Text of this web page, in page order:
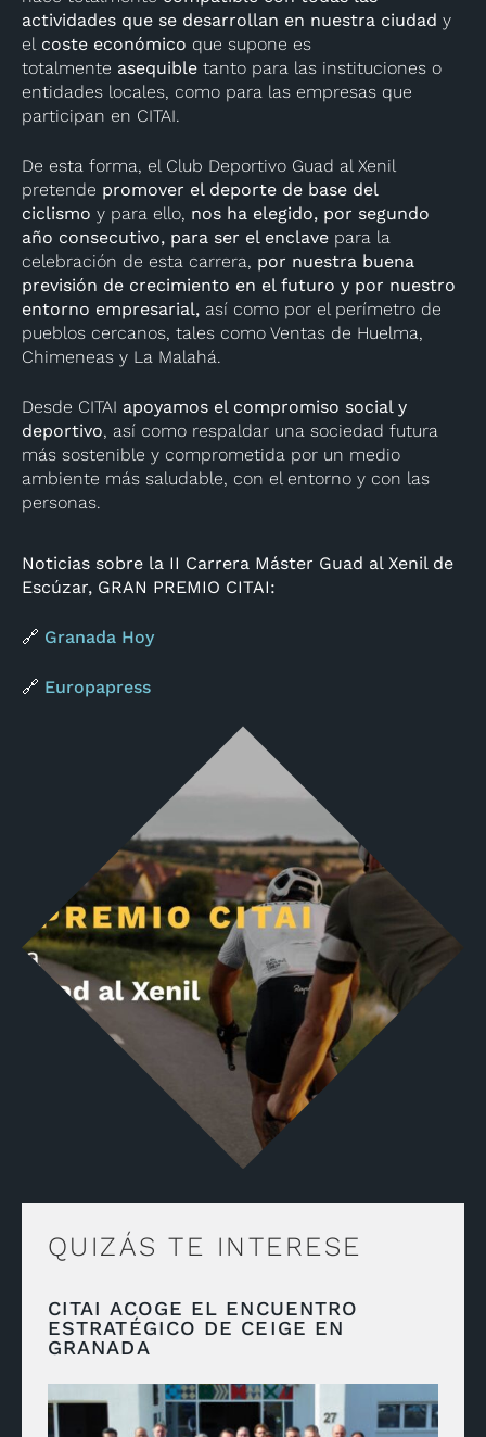
actividades que se desarrollan en nuestra ciudad y
el coste económico que supone es
totalmente asequible tanto para las instituciones o
entidades locales, como para las empresas que
participan en CITAI.
De esta forma, el Club Deportivo Guad al Xenil
pretende promover el deporte de base del
ciclismo y para ello, nos ha elegido, por segundo
año consecutivo, para ser el enclave para la
celebración de esta carrera, por nuestra buena
previsión de crecimiento en el futuro y por nuestro
entorno empresarial, así como por el perímetro de
pueblos cercanos, tales como Ventas de Huelma,
Chimeneas y La Malahá.
Desde CITAI apoyamos el compromiso social y
deportivo, así como respaldar una sociedad futura
más sostenible y comprometida por un medio
ambiente más saludable, con el entorno y con las
personas.
Noticias sobre la II Carrera Máster Guad al Xenil de
Escúzar, GRAN PREMIO CITAI:
🔗 Granada Hoy
🔗 Europapress
QUIZÁS TE INTERESE
CITAI ACOGE EL ENCUENTRO
ESTRATÉGICO DE CEIGE EN
GRANADA